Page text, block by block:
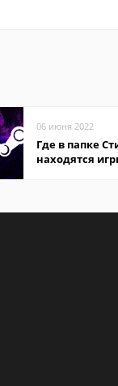
06 июня 2022
Где в папке
находятся